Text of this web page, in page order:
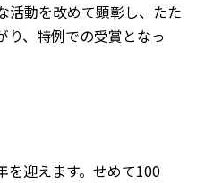
活動を改めて顕彰し、たた
り、特例での受賞となっ
を迎えます。せめて100